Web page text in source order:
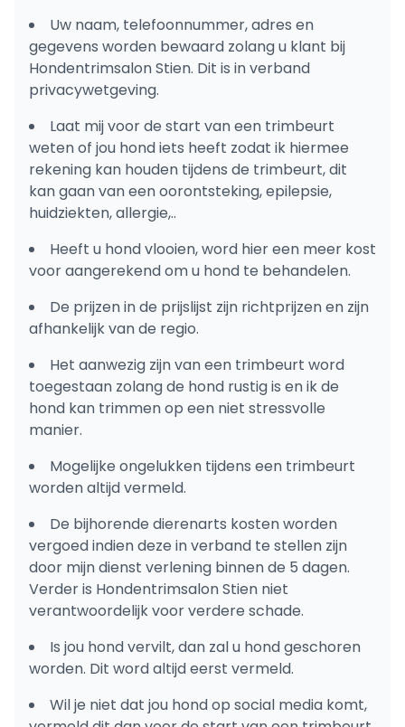
Uw naam, telefoonnummer, adres en
gegevens worden bewaard zolang u klant bij
Hondentrimsalon Stien. Dit is in verband
privacywetgeving.
Laat mij voor de start van een trimbeurt
weten of jou hond iets heeft zodat ik hiermee
rekening kan houden tijdens de trimbeurt, dit
kan gaan van een oorontsteking, epilepsie,
huidziekten, allergie,..
Heeft u hond vlooien, word hier een meer kost
voor aangerekend om u hond te behandelen.
De prijzen in de prijslijst zijn richtprijzen en zijn
afhankelijk van de regio.
Het aanwezig zijn van een trimbeurt word
toegestaan zolang de hond rustig is en ik de
hond kan trimmen op een niet stressvolle
manier.
Mogelijke ongelukken tijdens een trimbeurt
worden altijd vermeld.
De bijhorende dierenarts kosten worden
vergoed indien deze in verband te stellen zijn
door mijn dienst verlening binnen de 5 dagen.
Verder is Hondentrimsalon Stien niet
verantwoordelijk voor verdere schade.
Is jou hond vervilt, dan zal u hond geschoren
worden. Dit word altijd eerst vermeld.
Wil je niet dat jou hond op social media komt,